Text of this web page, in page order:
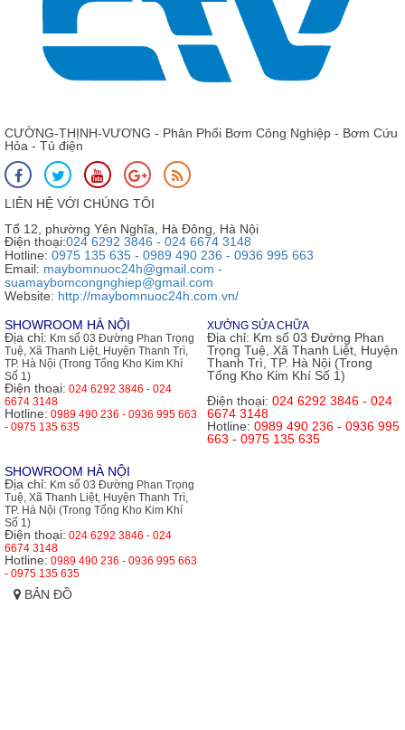
CƯỜNG-THỊNH-VƯƠNG - Phân Phối Bơm Công Nghiệp - Bơm Cứu
Hỏa - Tủ điện
LIÊN HỆ VỚI CHÚNG TÔI
Tổ 12, phường Yên Nghĩa, Hà Đông, Hà Nội
Điện thoại:024 6292 3846 - 024 6674 3148
Hotline: 0975 135 635 - 0989 490 236 - 0936 995 663
Email: maybomnuoc24h@gmail.com -
suamaybomcongnghiep@gmail.com
Website: http://maybomnuoc24h.com.vn/
SHOWROOM HÀ NỘI
Địa chỉ: Km số 03 Đường Phan Trọng
Tuệ, Xã Thanh Liệt, Huyện Thanh Trì,
TP. Hà Nội (Trong Tổng Kho Kim Khí
Số 1)
Điện thoại: 024 6292 3846 - 024
6674 3148
Hotline: 0989 490 236 - 0936 995 663
- 0975 135 635
XƯỞNG SỬA CHỮA
Địa chỉ: Km số 03 Đường Phan
Trọng Tuệ, Xã Thanh Liệt, Huyện
Thanh Trì, TP. Hà Nội (Trong
Tổng Kho Kim Khí Số 1)
Điện thoại: 024 6292 3846 - 024
6674 3148
Hotline: 0989 490 236 - 0936 995
663 - 0975 135 635
SHOWROOM HÀ NỘI
Địa chỉ: Km số 03 Đường Phan Trọng
Tuệ, Xã Thanh Liệt, Huyện Thanh Trì,
TP. Hà Nội (Trong Tổng Kho Kim Khí
Số 1)
Điện thoại: 024 6292 3846 - 024
6674 3148
Hotline: 0989 490 236 - 0936 995 663
- 0975 135 635
BẢN ĐỒ